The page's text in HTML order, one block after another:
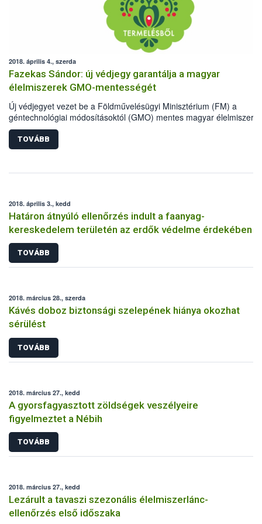
2018. április 4., szerda
Fazekas Sándor: új védjegy garantálja a magyar
élelmiszerek GMO-mentességét
Új védjegyet vezet be a Földművelésügyi Minisztérium (FM) a
géntechnológiai módosításoktól (GMO) mentes magyar élelmiszerek
megkülönböztetésére - közölte Fazekas Sándor földművelésügyi
miniszter szerdán sajtótájékoztatón, Budapesten.
TOVÁBB
2018. április 3., kedd
Határon átnyúló ellenőrzés indult a faanyag-
kereskedelem területén az erdők védelme érdekében
TOVÁBB
2018. március 28., szerda
Kávés doboz biztonsági szelepének hiánya okozhat
sérülést
TOVÁBB
2018. március 27., kedd
A gyorsfagyasztott zöldségek veszélyeire
figyelmeztet a Nébih
TOVÁBB
2018. március 27., kedd
Lezárult a tavaszi szezonális élelmiszerlánc-
ellenőrzés első időszaka